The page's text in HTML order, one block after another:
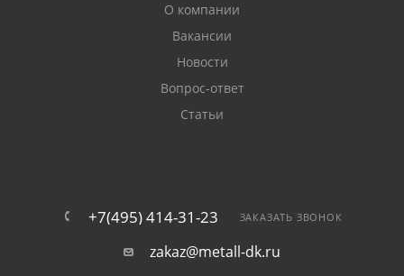
О компании
Вакансии
Новости
Вопрос-ответ
Статьи
+7(495) 414-31-23 ЗАКАЗАТЬ ЗВОНОК
zakaz@metall-dk.ru